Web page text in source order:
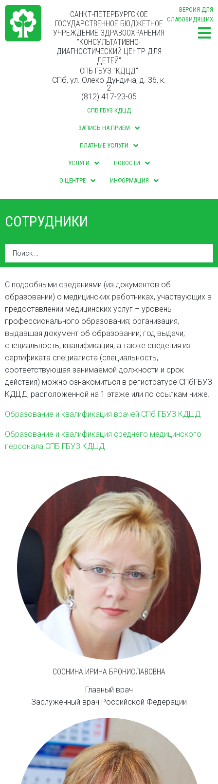
САНКТ-ПЕТЕРБУРГСКОЕ
ГОСУДАРСТВЕННОЕ БЮДЖЕТНОЕ
УЧРЕЖДЕНИЕ ЗДРАВООХРАНЕНИЯ
"КОНСУЛЬТАТИВНО-
ДИАГНОСТИЧЕСКИЙ ЦЕНТР ДЛЯ
ДЕТЕЙ"
СПБ ГБУЗ "КДЦД"
СПб, ул. Олеко Дундича, д. 36, к.
2
(812) 417-23-05
СПБ ГБУЗ КДЦД
ЗАПИСЬ НА ПРИЕМ
ПЛАТНЫЕ УСЛУГИ
УСЛУГИ НОВОСТИ
О ЦЕНТРЕ ИНФОРМАЦИЯ
ВЕРСИЯ ДЛЯ
СЛАБОВИДЯЩИХ
СОТРУДНИКИ
С подробными сведениями (из документов об
образовании) о медицинских работниках, участвующих в
предоставлении медицинских услуг – уровень
профессионального образования; организация,
выдавшая документ об образовании; год выдачи;
специальность; квалификация, а также сведения из
сертификата специалиста (специальность,
соответствующая занимаемой должности и срок
действия) можно ознакомиться в регистратуре СПбГБУЗ
КДЦД, расположенной на 1 этаже или по ссылкам ниже.
Образование и квалификация врачей СПб ГБУЗ КДЦД
Образование и квалификация среднего медицинского
персонала СПБ ГБУЗ КДЦД
СОСНИНА ИРИНА БРОНИСЛАВОВНА
Главный врач
Заслуженный врач Российской Федерации